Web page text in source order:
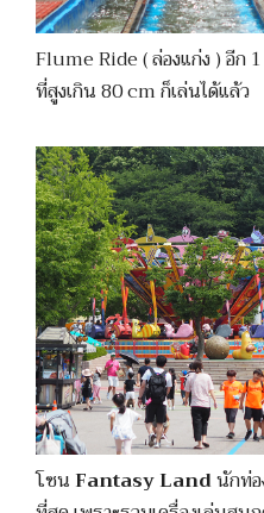
Flume Ride ( ล่องแก่ง ) อีก
ที่สูงเกิน 80 cm ก็เล่นได้แล้ว
โซนFantasy Landนักท่